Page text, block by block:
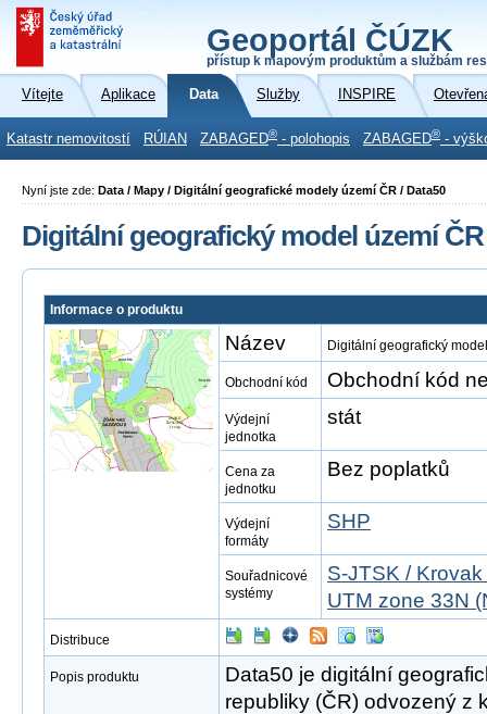
Geoportál ČÚZK
přístup k mapovým produktům a službám
Vítejte Aplikace Data Služby INSPIRE
Katastr nemovitostí RÚIAN ZABAGED® - polohopis ZABAGED® -
Nyní jste zde: Data / Mapy / Digitální geografické modely území ČR / Data50
Digitální geografický model území ČR
Informace o produktu
Název Digitální geografický
Obchodní kód Obchodní kód
Výdejní
jednotka
stát
Cena za
jednotku
Bez poplatků
Výdejní
formáty
SHP
Souřadnicové
systémy
S-JTSK /
UTM zone 33N
Distribuce
Popis produktu
Data50 je digitální
republiky (ČR) odvozený z